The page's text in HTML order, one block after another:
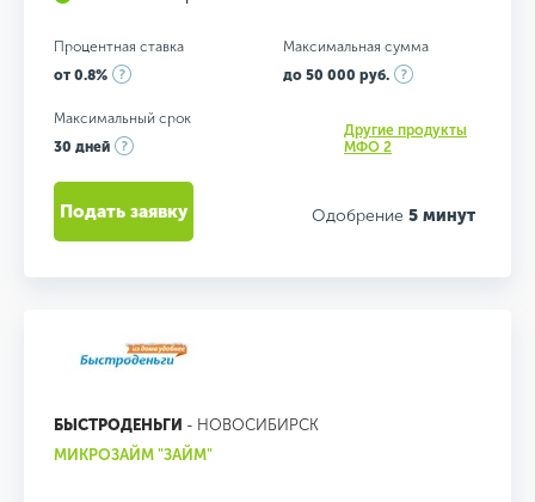
Процентная ставка
от 0.8%
Максимальная сумма
до 50 000 руб.
Максимальный срок
30 дней
Другие продукты
МФО 2
Одобрение 5 минут
Подать заявку
БЫСТРОДЕНЬГИ - НОВОСИБИРСК
МИКРОЗАЙМ "ЗАЙМ"